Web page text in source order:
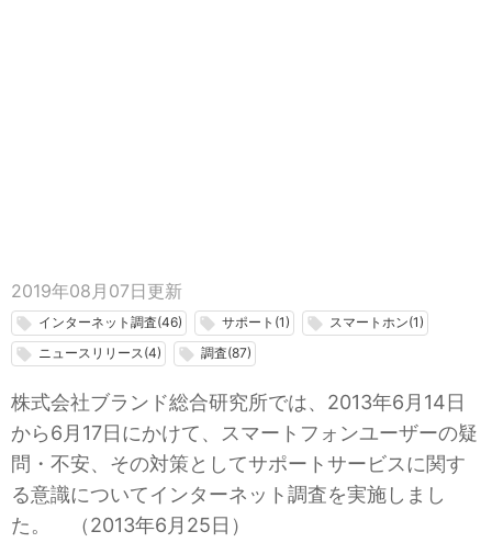
2019年08月07日 更新
local_offer インターネット調査(46) local_offer サポート(1) local_offer スマートホン(1)
local_offer ニュースリリース(4) local_offer 調査(87)
株式会社ブランド総合研究所では、2013年6月14日
から6月17日にかけて、スマートフォンユーザーの疑
問・不安、その対策としてサポートサービスに関す
る意識についてインターネット調査を実施しまし
た。 （2013年6月25日）